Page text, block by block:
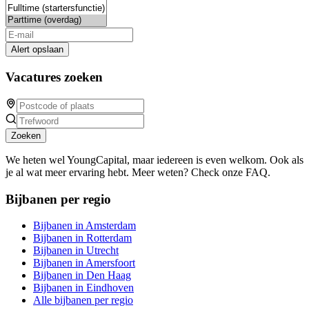
Alert opslaan
Vacatures zoeken
Zoeken
We heten wel YoungCapital, maar iedereen is even welkom. Ook als
je al wat meer ervaring hebt. Meer weten? Check onze FAQ.
Bijbanen per regio
Bijbanen in Amsterdam
Bijbanen in Rotterdam
Bijbanen in Utrecht
Bijbanen in Amersfoort
Bijbanen in Den Haag
Bijbanen in Eindhoven
Alle bijbanen per regio